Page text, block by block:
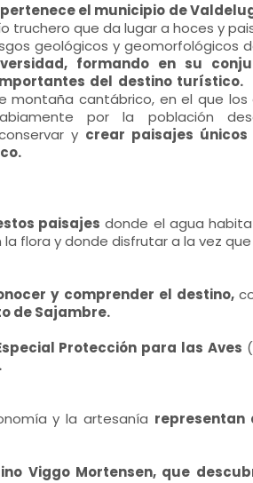
pertenece el municipio de
truchero que da lugar a hoces y
geológicos y geomorfológicos
formando en su
del destino turístico.
montaña cantábrico, en el que los
por la población
y crear paisajes
paisajes donde el agua
flora y donde disfrutar a la vez
y comprender el destino,
de Sajambre.
Protección para las Aves
y la artesanía representan
Viggo Mortensen, que